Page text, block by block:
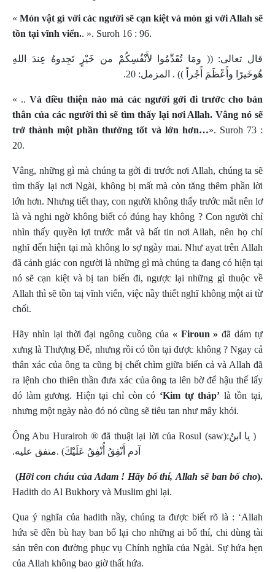
«Món vật gì với các người sẽ cạn kiệt và món gì với Allah sẽ
tồn tại vĩnh viển.. ». Suroh 16 : 96.
قال تعالى: (( ومَا تُقَدِّمُوا لأَنْفُسِكُمْ من خَيْرٍ تَجِدوهُ عِندَ اللهِ
هُوخَيرًا وأَعْظَمَ أَجْراً )) . المزمل: 20.
« ..Và điều thiện nào mà các người gởi đi trước cho bản
thân của các người thì sẽ tìm thấy lại nơi Allah. Vâng nó sẽ
trở thành một phần thưởng tốt và lớn hơn…». Suroh 73 :
20.
Vâng, những gì mà chúng ta gởi đi trước nơi Allah, chúng ta sẽ
tìm thấy lại nơi Ngài, không bị mất mà còn tăng thêm phần lời
lớn hơn. Nhưng tiết thay, con người không thấy trước mắt nên lơ
là và nghi ngờ không biết có đúng hay không ? Con người chỉ
nhìn thấy quyền lợi trước mắt và bất tin nơi Allah, nên họ chỉ
nghĩ đến hiện tại mà không lo sợ ngày mai. Như ayat trên Allah
đã cảnh giác con người là những gì mà chúng ta đang có hiện tại
nó sẽ cạn kiệt và bị tan biến đi, ngược lại những gì thuộc về
Allah thì sẽ tồn taị vĩnh viển, việc nầy thiết nghĩ không một ai từ
chối.
Hãy nhìn lại thời đại ngông cuồng của « Firoun » đã dám tự
xưng là Thượng Đế, nhưng rồi có tồn tại được không ? Ngay cả
thân xác của ông ta cũng bị chết chìm giữa biển cả và Allah đã
ra lệnh cho thiên thần đưa xác của ông ta lên bờ để hậu thế lấy
đó làm gương. Hiện tại chỉ còn có ‘Kim tự tháp’ là tồn tại,
nhưng một ngày nào đó nó cũng sẽ tiêu tan như mây khói.
Ông Abu Hurairoh ® đã thuật lại lời của Rosul (saw):( يا ابنُ
آدم أَنْفِقُ أُنْفِقُ عَلَيْكَ) .متفق عليه.
(Hỡi con cháu của Adam ! Hãy bố thí, Allah sẽ ban bố cho).
Hadith do Al Bukhory và Muslim ghi lại.
Qua ý nghĩa của hadith nầy, chúng ta được biết rõ là : ‘Allah
hứa sẽ đền bù hay ban bố lại cho những ai bố thí, chi dùng tài
sản trên con đường phục vụ Chính nghĩa của Ngài. Sự hứa hẹn
của Allah không bao giờ thất hứa.